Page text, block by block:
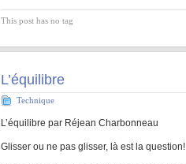
This post has no tag
L’équilibre
Technique
L’équilibre par Réjean Charbonneau
Glisser ou ne pas glisser, là est la question!